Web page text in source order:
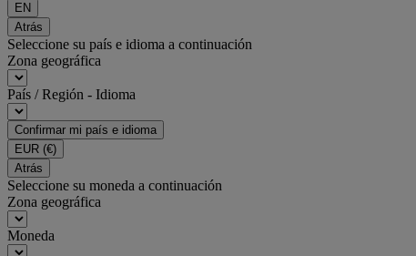
EN
Atrás
Seleccione su país e idioma a continuación
Zona geográfica
País / Región - Idioma
Confirmar mi país e idioma
EUR (€)
Atrás
Seleccione su moneda a continuación
Zona geográfica
Moneda